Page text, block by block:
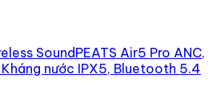
SoundPEATS Air5 Pro ANC,
Kháng nước IPX5, Bluetooth 5.4